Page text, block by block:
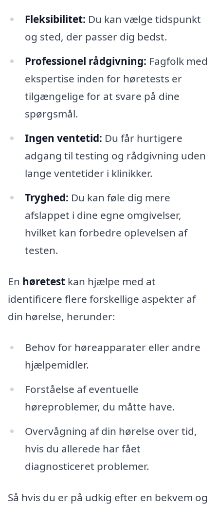
Fleksibilitet: Du kan vælge tidspunkt
og sted, der passer dig bedst.
Professionel rådgivning: Fagfolk med
ekspertise inden for høretests er
tilgængelige for at svare på dine
spørgsmål.
Ingen ventetid: Du får hurtigere
adgang til testing og rådgivning uden
lange ventetider i klinikker.
Tryghed: Du kan føle dig mere
afslappet i dine egne omgivelser,
hvilket kan forbedre oplevelsen af
testen.
En høretest kan hjælpe med at
identificere flere forskellige aspekter af
din hørelse, herunder:
Behov for høreapparater eller andre
hjælpemidler.
Forståelse af eventuelle
høreproblemer, du måtte have.
Overvågning af din hørelse over tid,
hvis du allerede har fået
diagnosticeret problemer.
Så hvis du er på udkig efter en bekvem og